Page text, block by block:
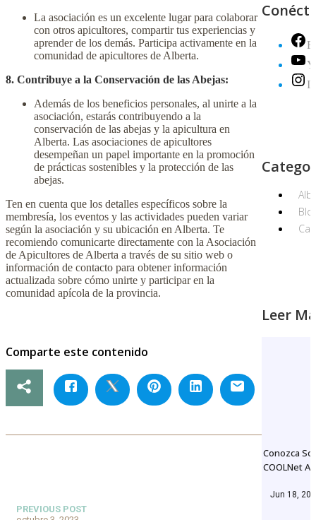
La asociación es un excelente lugar para colaborar
con otros apicultores, compartir tus experiencias y
aprender de los demás. Participa activamente en la
comunidad de apicultores de Alberta.
8. Contribuye a la Conservación de las Abejas:
Además de los beneficios personales, al unirte a la
asociación, estarás contribuyendo a la
conservación de las abejas y la apicultura en
Alberta. Las asociaciones de apicultores
desempeñan un papel importante en la promoción
de prácticas sostenibles y la protección de las
abejas.
Ten en cuenta que los detalles específicos sobre la
membresía, los eventos y las actividades pueden variar
según la asociación y su ubicación en Alberta. Te
recomiendo comunicarte directamente con la Asociación
de Apicultores de Alberta a través de su sitio web o
información de contacto para obtener información
actualizada sobre cómo unirte y participar en la
comunidad apícola de la provincia.
Comparte este contenido
PREVIOUS POST
Leer
Conozca
COOLNet
Jun 18,